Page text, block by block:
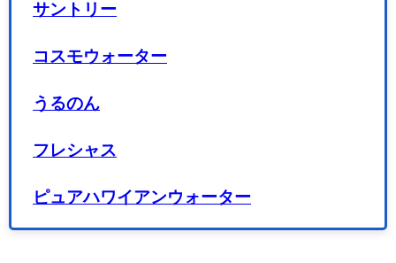
サントリー
コスモウォーター
うるのん
フレシャス
ピュアハワイアンウォーター